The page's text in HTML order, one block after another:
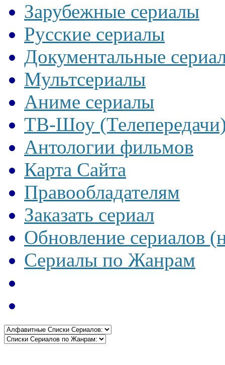
Зарубежные сериалы
Русские сериалы
Документальные
Мультсериалы
Аниме сериалы
ТВ-Шоу
Антологии фильмов
Карта Сайта
Правообладателям
Заказать сериал
Обновление сериалов
Сериалы по Жанрам